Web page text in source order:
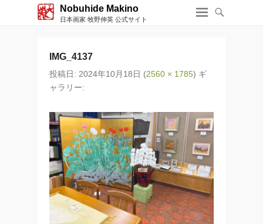
Nobuhide Makino
日本画家 牧野伸英 公式サイト
IMG_4137
投稿日: 2024年10月18日 (2560 × 1785) ギ
ャラリー: